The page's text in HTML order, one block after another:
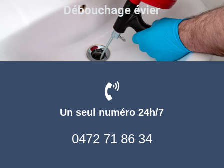
Un seul numéro 24h/7
0472 71 86 34
Débouchage évier